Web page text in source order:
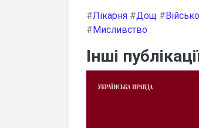
#Лікарня #Дощ #
#Мисливство
Інші